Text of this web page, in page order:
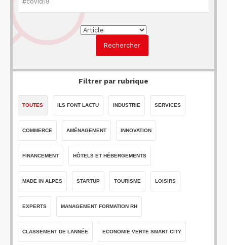
Filtrer par rubrique
TOUTES ILS FONT LACTU INDUSTRIE SERVICES
COMMERCE AMÉNAGEMENT INNOVATION
FINANCEMENT HÔTELS ET HÉBERGEMENTS
MADE IN ALPES STARTUP TOURISME LOISIRS
EXPERTS MANAGEMENT FORMATION RH
CLASSEMENT DE LANNÉE ECONOMIE VERTE SMART CITY